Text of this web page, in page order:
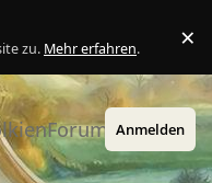
zu. Mehr erfahren. ×
Anmelden